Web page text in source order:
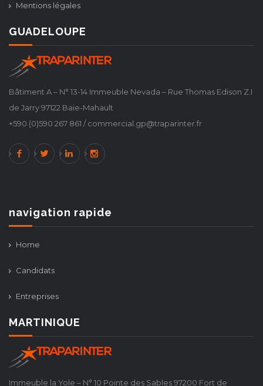
Mentions légales
GUADELOUPE
Bâtiment A – N° 13-14 Immeuble Nevada – Rue Thomas Edison Z.I
de Jarry 97122 Baie-Mahault
+590 (0)590 267 861 / commercial.gp@traparinter.fr
navigation rapide
Home
Candidats
Entreprises
MARTINIQUE
Immeuble la Yole – N° 10 Pointe des Sables 97200 Fort de